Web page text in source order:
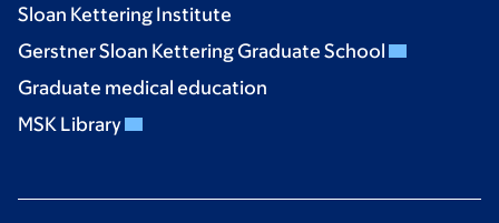
Sloan Kettering Institute
Gerstner Sloan Kettering Graduate School
Graduate medical education
MSK Library